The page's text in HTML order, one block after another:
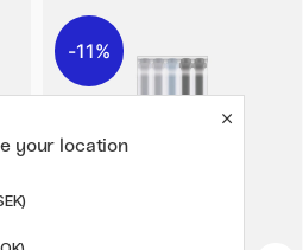
11%
your location